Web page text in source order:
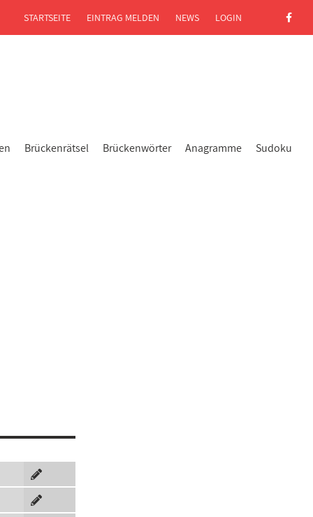
Brückenrätsel Brückenwörter Anagramme Sudoku
STARTSEITE EINTRAG MELDEN NEWS LOGIN